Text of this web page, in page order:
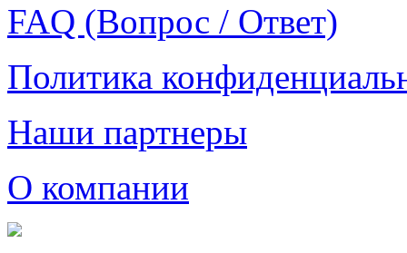
FAQ (Вопрос / Ответ)
Политика
Наши партнеры
О компании